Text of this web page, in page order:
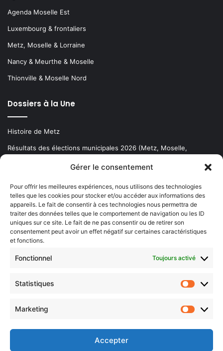
Gérer le consentement
Pour offrir les meilleures expériences, nous utilisons des technologies
telles que les cookies pour stocker et/ou accéder aux informations des
appareils. Le fait de consentir à ces technologies nous permettra de
traiter des données telles que le comportement de navigation ou les ID
uniques sur ce site. Le fait de ne pas consentir ou de retirer son
consentement peut avoir un effet négatif sur certaines caractéristiques
et fonctions.
Fonctionnel Toujours activé
Statistiques
Marketing
Accepter
Agenda Moselle Est
Luxembourg & frontaliers
Metz, Moselle & Lorraine
Nancy & Meurthe & Moselle
Thionville & Moselle Nord
Dossiers à la Une
Histoire de Metz
Résultats des élections municipales 2026 (Metz, Moselle,
Newsletter gratuite
Choisissez : matin, soir ou hebdo ?
votre